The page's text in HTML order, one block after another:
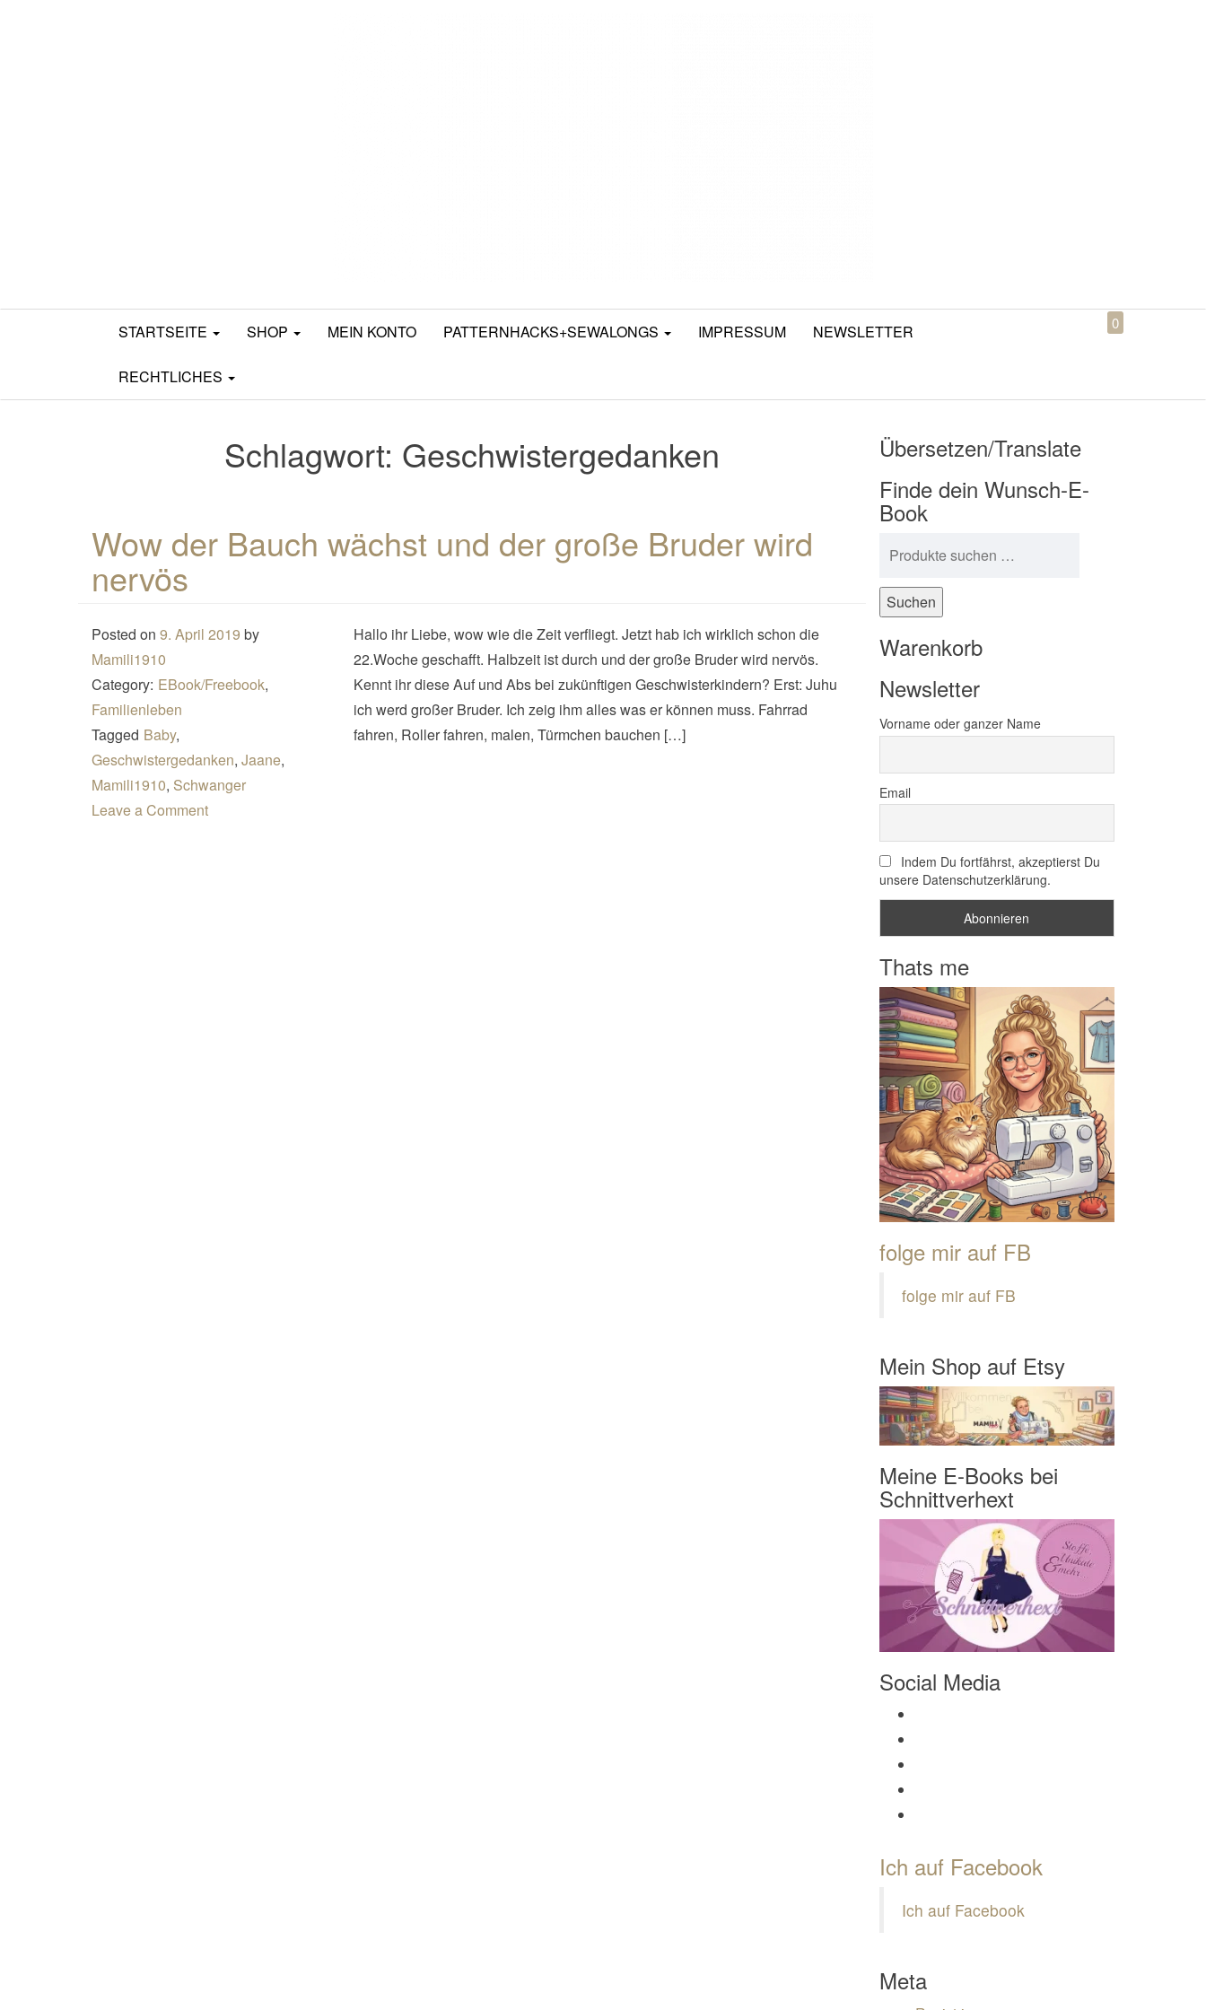
Mamili1910
STARTSEITE SHOP MEIN KONTO PATTERNHACKS+SEWALONGS IMPRESSUM NEWSLETTER
RECHTLICHES
0
Schlagwort: Geschwistergedanken
Wow der Bauch wächst und der große Bruder wird
nervös
Posted on 9. April 2019 by
Mamili1910
Category: EBook/Freebook,
Familienleben
Tagged Baby,
Geschwistergedanken, Jaane,
Mamili1910, Schwanger
Leave a Comment
Hallo ihr Liebe, wow wie die Zeit verfliegt. Jetzt hab ich wirklich schon die
22.Woche geschafft. Halbzeit ist durch und der große Bruder wird nervös.
Kennt ihr diese Auf und Abs bei zukünftigen Geschwisterkindern? Erst: Juhu
ich werd großer Bruder. Ich zeig ihm alles was er können muss. Fahrrad
fahren, Roller fahren, malen, Türmchen bauchen […]
Übersetzen/Translate
Finde dein Wunsch-E-
Book
Suchen
Warenkorb
Newsletter
Vorname oder ganzer Name
Email
Indem Du fortfährst, akzeptierst Du
unsere Datenschutzerklärung.
Thats me
folge mir auf FB
folge mir auf FB
Mein Shop auf Etsy
Meine E-Books bei
Schnittverhext
Social Media
Ich auf Facebook
Ich auf Facebook
Meta